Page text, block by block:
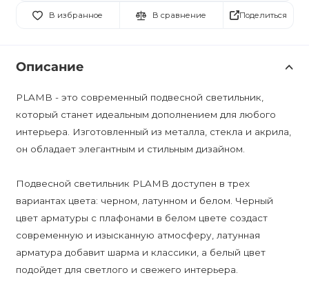
В избранное В сравнение Поделиться
Описание
PLAMB - это современный подвесной светильник,
который станет идеальным дополнением для любого
интерьера. Изготовленный из металла, стекла и акрила,
он обладает элегантным и стильным дизайном.
Подвесной светильник PLAMB доступен в трех
вариантах цвета: черном, латунном и белом. Черный
цвет арматуры с плафонами в белом цвете создаст
современную и изысканную атмосферу, латунная
арматура добавит шарма и классики, а белый цвет
подойдет для светлого и свежего интерьера.